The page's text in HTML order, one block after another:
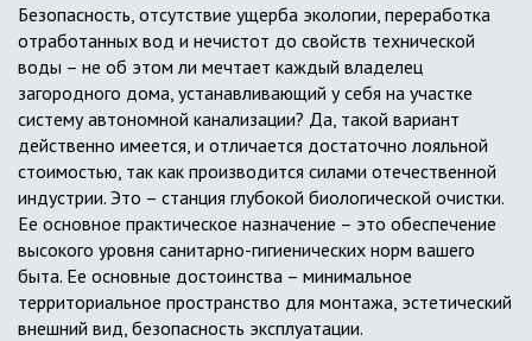
Безопасность, отсутствие ущерба экологии, переработка
отработанных вод и нечистот до свойств технической
воды – не об этом ли мечтает каждый владелец
загородного дома, устанавливающий у себя на участке
систему автономной канализации? Да, такой вариант
действенно имеется, и отличается достаточно лояльной
стоимостью, так как производится силами отечественной
индустрии. Это – станция глубокой биологической очистки.
Ее основное практическое назначение – это обеспечение
высокого уровня санитарно-гигиенических норм вашего
быта. Ее основные достоинства – минимальное
территориальное пространство для монтажа, эстетический
внешний вид, безопасность эксплуатации.